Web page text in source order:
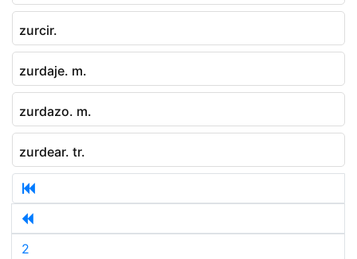
zurcir.
zurdaje. m.
zurdazo. m.
zurdear. tr.
2